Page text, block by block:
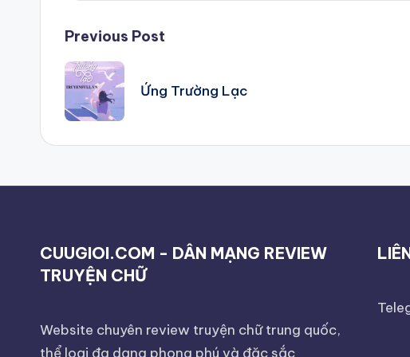
Post
navigation
Previous Post
Ứng Trường Lạc
CUUGIOI.COM - DÂN MẠNG REVIEW
TRUYỆN CHỮ
Website chuyên review truyện chữ trung quốc,
thể loại đa dạng phong phú và đặc sắc